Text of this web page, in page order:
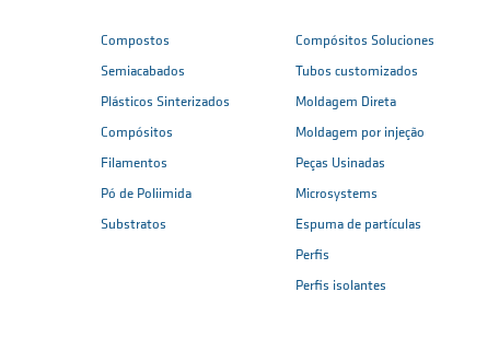
Compostos
Semiacabados
Plásticos Sinterizados
Compósitos
Filamentos
Pó de Poliimida
Substratos
Compósitos Soluciones
Tubos customizados
Moldagem Direta
Moldagem por injeção
Peças Usinadas
Microsystems
Espuma de partículas
Perfis
Perfis isolantes